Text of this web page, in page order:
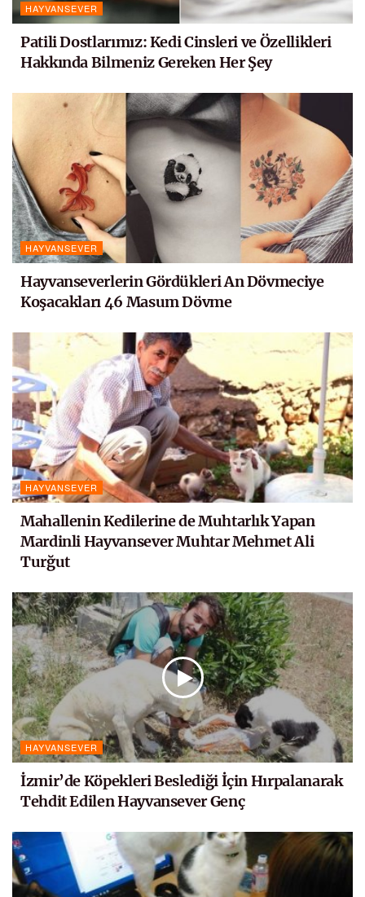
HAYVANSEVER
Patili Dostlarımız: Kedi Cinsleri ve Özellikleri
Hakkında Bilmeniz Gereken Her Şey
HAYVANSEVER
Hayvanseverlerin Gördükleri An Dövmeciye
Koşacakları 46 Masum Dövme
HAYVANSEVER
Mahallenin Kedilerine de Muhtarlık Yapan
Mardinli Hayvansever Muhtar Mehmet Ali
Turğut
HAYVANSEVER
İzmir’de Köpekleri Beslediği İçin Hırpalanarak
Tehdit Edilen Hayvansever Genç